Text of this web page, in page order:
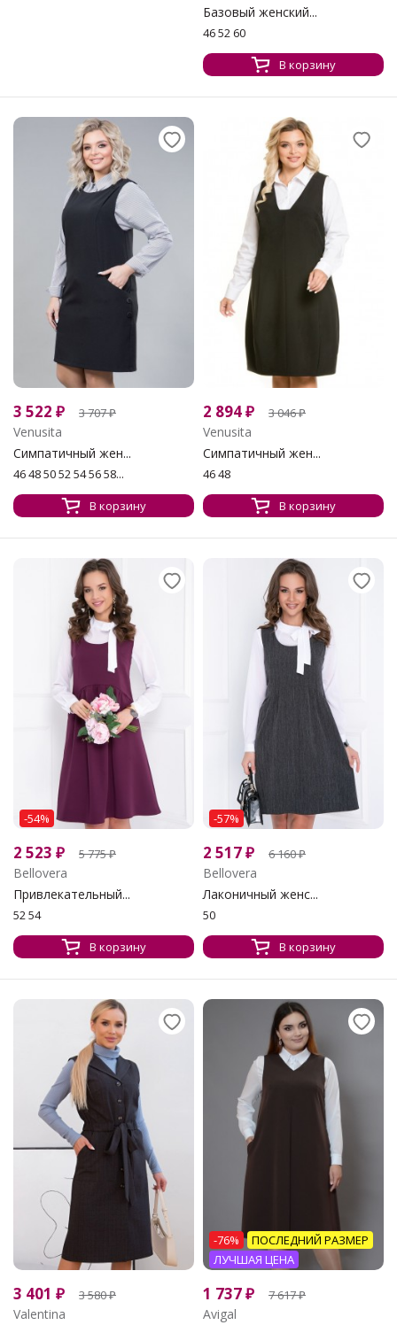
Базовый женский...
46 52 60
В корзину
3 522 ₽ 3 707₽
Venusita
Симпатичный жен...
46 48 50 52 54 56 58...
В корзину
2 894₽ 3 046₽
Venusita
Симпатичный жен...
46 48
В корзину
-54%
2 523 ₽ 5 775₽
Bellovera
Привлекательный...
52 54
В корзину
-57%
2 517₽ 6 160₽
Bellovera
Лаконичный женс...
50
В корзину
3 401 ₽ 3 580₽
Valentina
-76%
ПОСЛЕДНИЙ РАЗМЕР
ЛУЧШАЯ ЦЕНА
1 737₽ 7 617₽
Avigal